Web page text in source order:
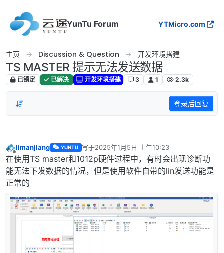
YunTu Forum
YTMicro.com
主页 Discussion & Question 开发环境搭建
TS MASTER 提示无法发送数据
已锁定 已解决 开发环境搭建 3 1 2.3k
登录后回复
离线
limanjiang YUNTU 写于2025年1月5日 上午10:23
最后由 编辑
在使用TS master和1012p硬件过程中，有时会出现诊断功
能无法下发数据的情况，但是使用软件自带的lin发送功能是
正常的